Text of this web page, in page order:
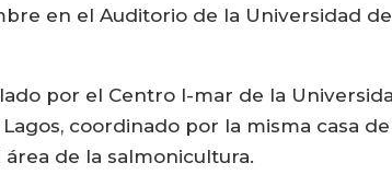
en el Auditorio de la Universidad
por el Centro I-mar de la
coordinado por la misma casa
de la salmonicultura.